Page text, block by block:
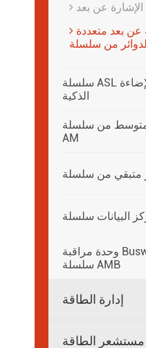
عن بعد
سلسلة ASL وحدة التحكم في الإضاءة
الذكية
من سلسلة
AM
وحدة مراقبة Busway مركز بيانات
سلسلة AMB
إدارة الطاقة
مستشعر الطاقة